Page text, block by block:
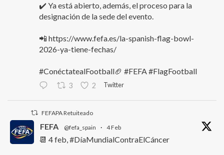
✔️ Ya está abierto, además, el proceso para la
designación de la sede del evento.
📲 https://www.fefa.es/la-spanish-flag-bowl-
2026-ya-tiene-fechas/
#ConéctatealFootball🏈 #FEFA #FlagFootball
3 2 Twitter
FEFAPA Retuiteado
FEFA @fefa_spain · 4 Feb
📆 4 feb, #DíaMundialContraElCáncer